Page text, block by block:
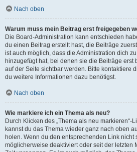
Nach oben
Warum muss mein Beitrag erst freigegeben
Die Board-Administration kann entschieden
du einen Beitrag erstellt hast, die Beiträge
ist auch möglich, dass die Administration dich
hinzugefügt hat, bei denen sie die Beiträge erst
auf der Seite sichtbar werden. Bitte kontaktiere
du weitere Informationen dazu benötigst.
Nach oben
Wie markiere ich ein Thema als neu?
Durch Klicken des „Thema als neu markieren“-
kannst du das Thema wieder ganz nach oben
holen. Wenn du den entsprechenden Link nicht
möglicherweise deaktiviert oder seit der letzten